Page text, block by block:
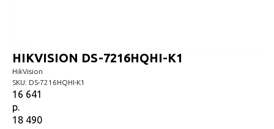
HIKVISION DS-7216HQHI-K1
HikVision
SKU: DS-7216HQHI-K1
16 641
р.
18 490